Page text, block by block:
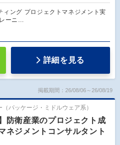
ィング プロジェクトマネジメント実
ーニ…
詳細を見る
掲載期間：26/08/06～26/08/19
パッケージ・ミドルウェア系）
防衛産業のプロジェクト成
ジメントコンサルタント